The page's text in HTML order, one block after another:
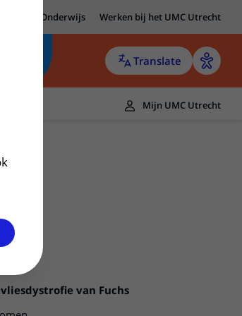
Onderwijs Werken bij het UMC Utrecht
Translate
Mijn UMC Utrecht
van Fuchs